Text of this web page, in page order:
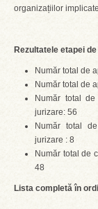
organizațiilor
Rezultatele etapei
Număr total de
Număr total de
Număr total
jurizare: 56
Număr total
jurizare : 8
Număr total de
48
Lista completă în